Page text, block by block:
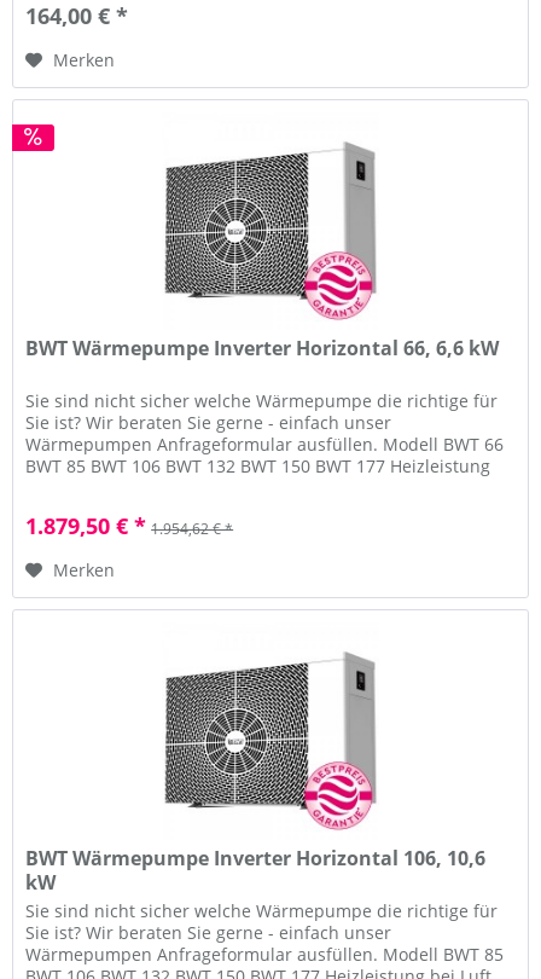
164,00 € *
Merken
BWT Wärmepumpe Inverter Horizontal 66, 6,6 kW
Sie sind nicht sicher welche Wärmepumpe die richtige für
Sie ist? Wir beraten Sie gerne - einfach unser
Wärmepumpen Anfrageformular ausfüllen. Modell BWT 66
BWT 85 BWT 106 BWT 132 BWT 150 BWT 177 Heizleistung
1.879,50 € * 1.954,62 € *
Merken
BWT Wärmepumpe Inverter Horizontal 106, 10,6
kW
Sie sind nicht sicher welche Wärmepumpe die richtige für
Sie ist? Wir beraten Sie gerne - einfach unser
Wärmepumpen Anfrageformular ausfüllen. Modell BWT 85